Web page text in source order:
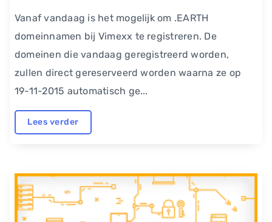
Vanaf vandaag is het mogelijk om .EARTH
domeinnamen bij Vimexx te registreren. De
domeinen die vandaag geregistreerd worden,
zullen direct gereserveerd worden waarna ze op
19-11-2015 automatisch ge...
Lees verder